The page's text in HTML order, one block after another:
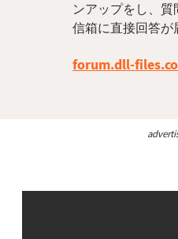
ンアップをし、
信箱に直接回答が
forum.dll-